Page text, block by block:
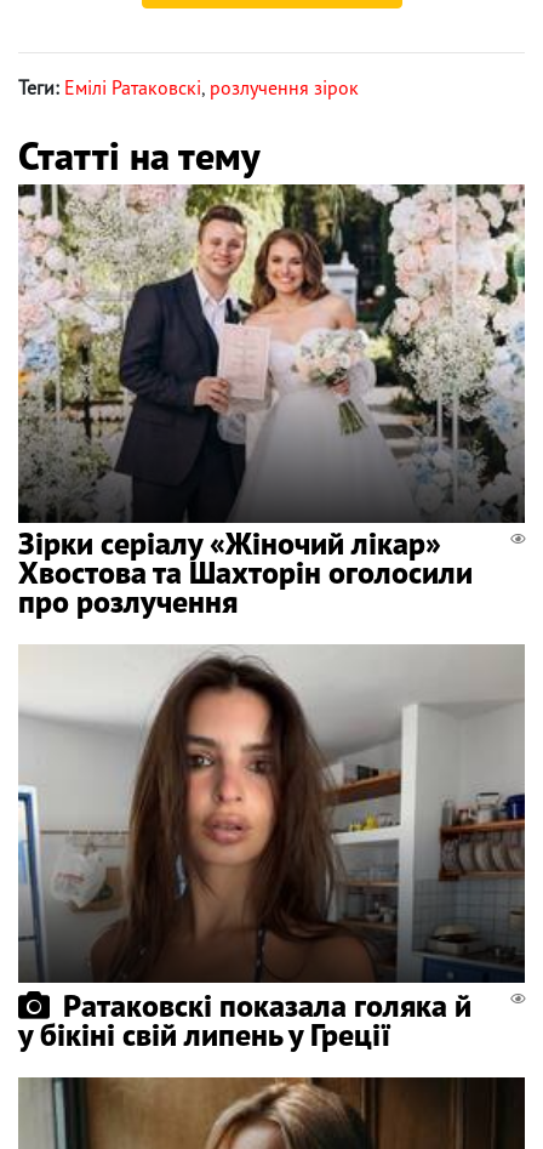
Теги: Емілі Ратаковскі, розлучення зірок
Статті на тему
Зірки серіалу «Жіночий лікар»
Хвостова та Шахторін оголосили
про розлучення
Ратаковскі показала голяка й
у бікіні свій липень у Греції